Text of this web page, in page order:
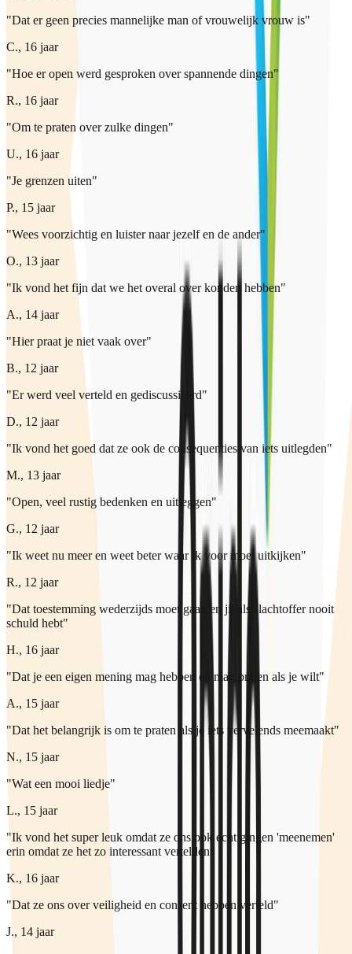
"Dat er geen precies mannelijke man of vrouwelijk vrouw is"
C., 16 jaar
"Hoe er open werd gesproken over spannende dingen"
R., 16 jaar
"Om te praten over zulke dingen"
U., 16 jaar
"Je grenzen uiten"
P., 15 jaar
"Wees voorzichtig en luister naar jezelf en de ander"
O., 13 jaar
"Ik vond het fijn dat we het overal over konden hebben"
A., 14 jaar
"Hier praat je niet vaak over"
B., 12 jaar
"Er werd veel verteld en gediscussieerd"
D., 12 jaar
"Ik vond het goed dat ze ook de consequenties van iets uitlegden"
M., 13 jaar
"Open, veel rustig bedenken en uitleggen"
G., 12 jaar
"Ik weet nu meer en weet beter waar ik voor moet uitkijken"
R., 12 jaar
"Dat toestemming wederzijds moet gaan en jij als slachtoffer nooit
schuld hebt"
H., 16 jaar
"Dat je een eigen mening mag hebben en mag praten als je wilt"
A., 15 jaar
"Dat het belangrijk is om te praten als je iets vervelends meemaakt"
N., 15 jaar
"Wat een mooi liedje"
L., 15 jaar
"Ik vond het super leuk omdat ze ons ook echt gingen 'meenemen'
erin omdat ze het zo interessant vertelden"
K., 16 jaar
"Dat ze ons over veiligheid en consent hebben verteld"
J., 14 jaar